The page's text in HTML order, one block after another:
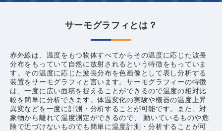
サーモグラフィとは？
赤外線は、温度をもつ物体すべてからその温度に応じた波長
分布をもっていて自然に放射されるという特徴をもっていま
す。その温度に応じた波長分布を色画像として表し分析する
装置をサーモグラフィと言います。サーモグラフィーの特徴
は、一度に広い面積を捉えることができるので温度の相対比
較を簡単に分析できます。体温変化の実験や機器の温度上昇
異変などを一度に計測・分析することが可能です。また、対
象物から離れて温度測定ができるので、 動いているものや危
険で近づけないものでも簡単に温度計測・分析することが可